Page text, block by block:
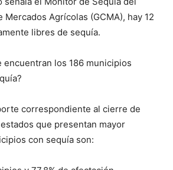
Agrícolas (GCMA), hay 12
libres de sequía.
encuentran los 186 municipios
correspondiente al cierre de
que presentan mayor
con sequía son: